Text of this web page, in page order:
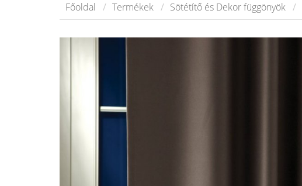
Főoldal Termékek Sötétítő és Dekor függönyök